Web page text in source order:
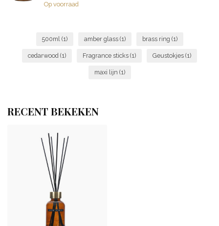
Op voorraad
500ml (1) amber glass (1) brass ring (1)
cedarwood (1) Fragrance sticks (1) Geustokjes (1)
maxi lijn (1)
RECENT BEKEKEN